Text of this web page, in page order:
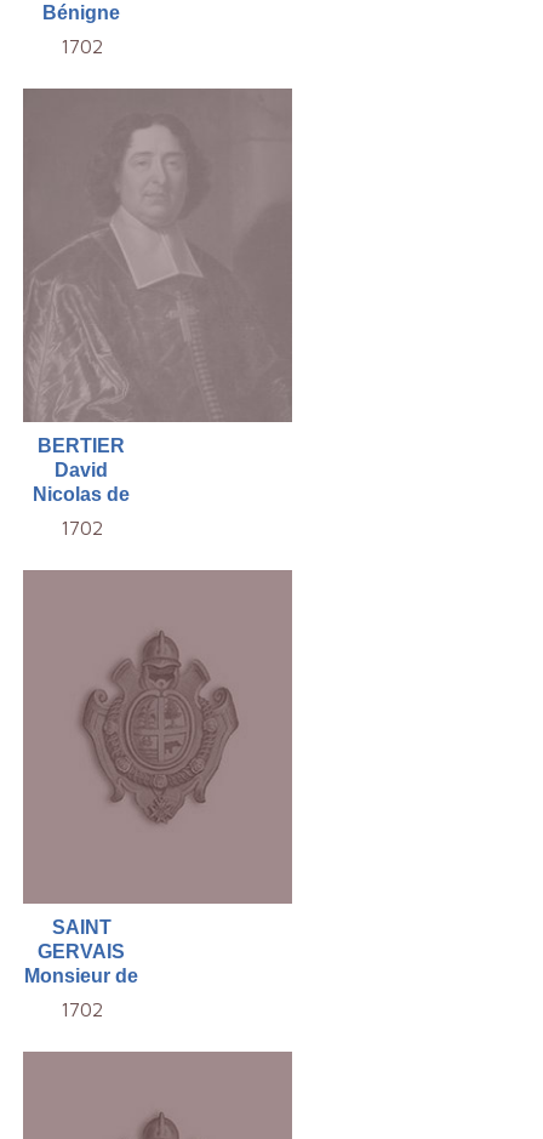
Bénigne
1702
BERTIER
David
Nicolas de
1702
SAINT
GERVAIS
Monsieur de
1702